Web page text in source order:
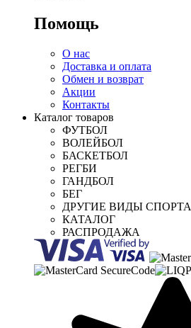
Помощь
О нас
Доставка и оплата
Обмен и возврат
Акции
Контакты
Каталог товаров
ФУТБОЛ
ВОЛЕЙБОЛ
БАСКЕТБОЛ
РЕГБИ
ГАНДБОЛ
БЕГ
ДРУГИЕ ВИДЫ СПОРТА
КАТАЛОГ
РАСПРОДАЖА